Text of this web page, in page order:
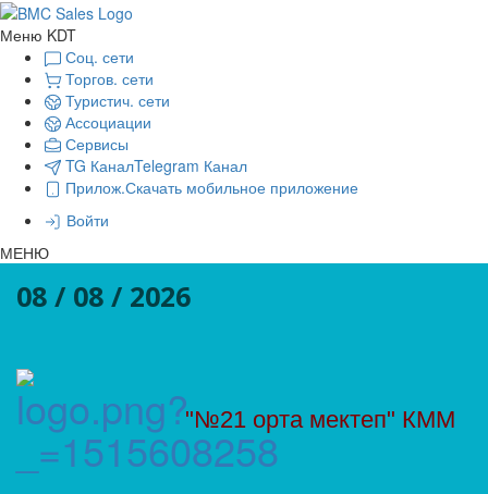
Меню KDT
Соц. сети
Торгов. сети
Туристич. сети
Ассоциации
Сервисы
TG КаналTelegram Канал
Прилож.Скачать мобильное приложение
Войти
МЕНЮ
08 / 08 / 2026
"№21 орта мектеп" КММ